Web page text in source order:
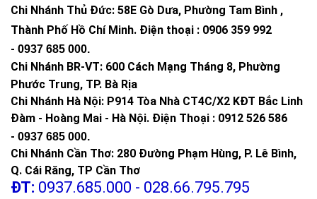
Chi Nhánh Thủ Đức: 58E Gò Dưa, Phường Tam Bình ,
Thành Phố Hồ Chí Minh. Điện thoại : 0906 359 992
- 0937 685 000.
Chi Nhánh BR-VT: 600 Cách Mạng Tháng 8, Phường
Phước Trung, TP. Bà Rịa
Chi Nhánh Hà Nội: P914 Tòa Nhà CT4C/X2 KĐT Bắc Linh
Đàm - Hoàng Mai - Hà Nội. Điện Thoại : 0912 526 586
- 0937 685 000.
Chi Nhánh Cần Thơ: 280 Đường Phạm Hùng, P. Lê Bình,
Q. Cái Răng, TP Cần Thơ
ĐT: 0937.685.000 - 028.66.795.795